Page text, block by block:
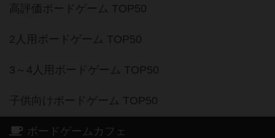
高評価ボードゲーム TOP50
2人用ボードゲーム TOP50
3～4人用ボードゲーム TOP50
子供向けボードゲーム TOP50
ボードゲームカフェ